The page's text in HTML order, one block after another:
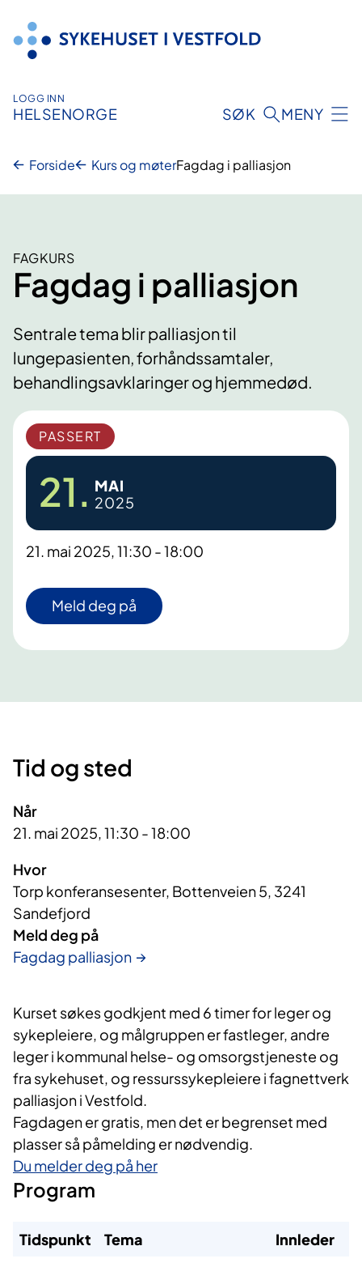
innhold
LOGG INN
HELSENORGE SØK MENY
Forside Kurs og møterFagdag i palliasjon
FAGKURS
Fagdag i palliasjon
Sentrale tema blir palliasjon til
lungepasienten, forhåndssamtaler,
behandlingsavklaringer og hjemmedød.
PASSERT
21. MAI
2025
21. mai 2025, 11:30 - 18:00
Meld deg på
Tid og sted
Når
21. mai 2025, 11:30 - 18:00
Hvor
Torp konferansesenter, Bottenveien 5, 3241
Sandefjord
Meld deg på
Fagdag palliasjon
Kurset søkes godkjent med 6 timer for leger og
sykepleiere, og målgruppen er fastleger, andre
leger i kommunal helse- og omsorgstjeneste og
fra sykehuset, og ressurssykepleiere i fagnettverk
palliasjon i Vestfold.
Fagdagen er gratis, men det er begrenset med
plasser så påmelding er nødvendig.
Du melder deg på her
Program
Tidspunkt Tema
Innleder